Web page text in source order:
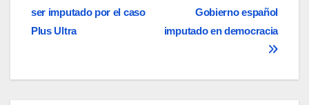
de
entradas
Gobierno español
imputado en democracia
ser imputado por el caso
Plus Ultra